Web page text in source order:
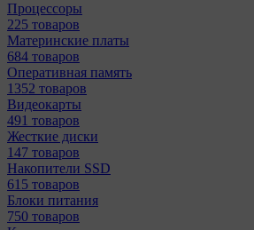
Процессоры
225 товаров
Материнcкие платы
684 товаров
Оперативная память
1352 товаров
Видеокарты
491 товаров
Жесткие диски
147 товаров
Накопители SSD
615 товаров
Блоки питания
750 товаров